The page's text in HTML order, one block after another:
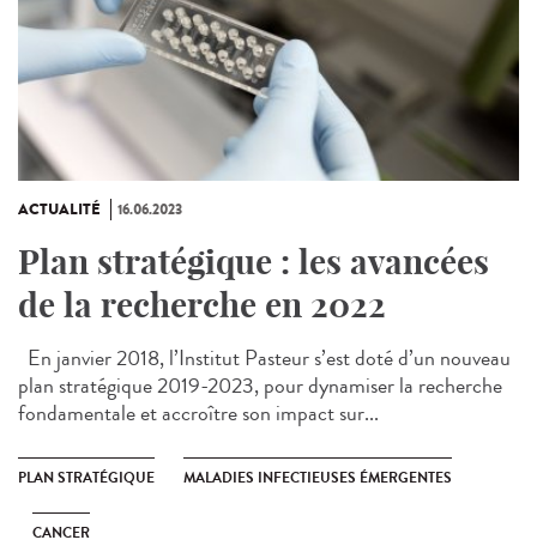
ACTUALITÉ 16.06.2023
Plan stratégique : les avancées
de la recherche en 2022
En janvier 2018, l’Institut Pasteur s’est doté d’un nouveau
plan stratégique 2019-2023, pour dynamiser la recherche
fondamentale et accroître son impact sur...
PLAN STRATÉGIQUE MALADIES INFECTIEUSES ÉMERGENTES
CANCER